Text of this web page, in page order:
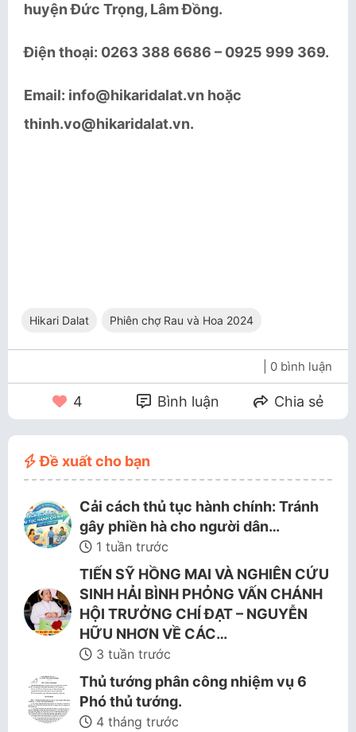
huyện Đức Trọng, Lâm Đồng.
Điện thoại: 0263 388 6686 – 0925 999 369.
Email: info@hikaridalat.vn hoặc
thinh.vo@hikaridalat.vn.
Hikari Dalat Phiên chợ Rau và Hoa 2024
| 0 bình luận
4 Bình luận Chia sẻ
Đề xuất cho bạn
Cải cách thủ tục hành chính: Tránh
gây phiền hà cho người dân…
1 tuần trước
TIẾN SỸ HỒNG MAI VÀ NGHIÊN CỨU
SINH HẢI BÌNH PHỎNG VẤN CHÁNH
HỘI TRƯỞNG CHÍ ĐẠT – NGUYỄN
HỮU NHƠN VỀ CÁC…
3 tuần trước
Thủ tướng phân công nhiệm vụ 6
Phó thủ tướng.
4 tháng trước